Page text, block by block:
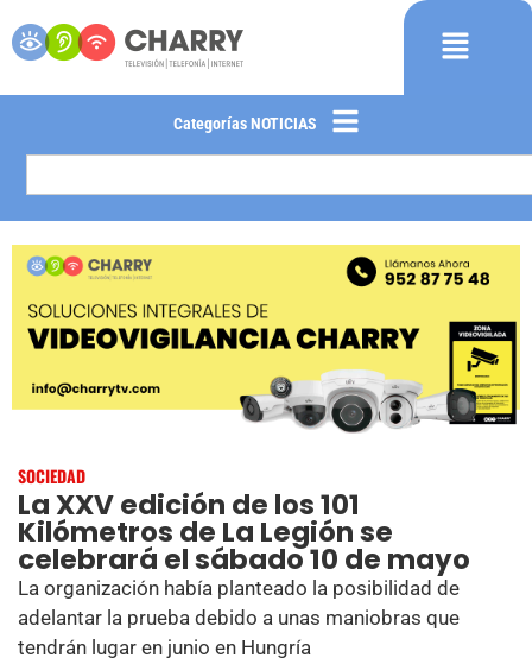
Categorías NOTICIAS
SOCIEDAD
La XXV edición de los 101
Kilómetros de La Legión se
celebrará el sábado 10 de mayo
La organización había planteado la posibilidad de
adelantar la prueba debido a unas maniobras que
tendrán lugar en junio en Hungría